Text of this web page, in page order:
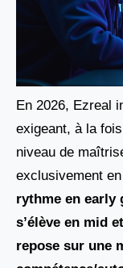
En 2026, Ezreal
exigeant, à la
niveau de
exclusivement en
rythme en early
s’élève en mid
repose sur une